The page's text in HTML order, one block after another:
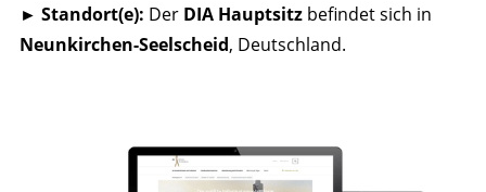
► Standort(e): Der DIA Hauptsitzbefindet sich in
Neunkirchen-Seelscheid, Deutschland.